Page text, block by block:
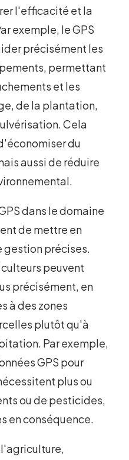
l'efficacité et la
exemple, le GPS
précisément les
permettant
et les
de la plantation,
Cela
du
aussi de réduire
dans le domaine
de mettre en
précises.
peuvent
précisément, en
à des zones
plutôt qu'à
Par exemple,
GPS pour
plus ou
ou de pesticides,
en conséquence.
l'agriculture,